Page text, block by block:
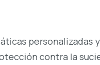
personalizadas
contra la